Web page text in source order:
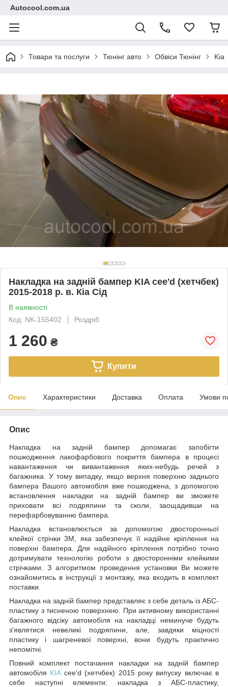
Autocool.com.ua
Товари та послуги Тюнінг авто Обвіси Тюнінг Kia
Накладка на задній бампер KIA cee'd (хетчбек)
2015-2018 р. в. Кіа Сід
В наявності
Код: NK-155402
Роздріб
1 260 ₴
Купити
Опис Характеристики Доставка Оплата Умови
Опис
Накладка на задній бампер допомагає запобігти
пошкодження лакофарбового покриття бампера в процесі
навантаження чи вивантаження яких-небудь речей з
багажника. У тому випадку, якщо верхня поверхню заднього
бампера Вашого автомобіля вже пошкоджена, з допомогою
встановлення накладки на задній бампер ви зможете
приховати всі подряпини та сколи, заощадивши на
перефарбовуванню бампера.
Накладка встановлюється за допомогою двосторонньої
клейкої стрічки 3М, яка забезпечує її надійне кріплення на
поверхні бампера. Для надійного кріплення потрібно точно
дотримувати технологію роботи з двосторонніми клейкими
стрічками. З алгоритмом проведення установки Ви можете
ознайомитись в інструкції з монтажу, яка входить в комплект
поставки.
Накладка на задній бампер представляє з себе деталь із АБС-
пластику з тисненою поверхнею. При активному використанні
багажного відсіку автомобіля на накладці неминуче будуть
з'являтися невеликі подряпини, але, завдяки міцності
пластику і шагреневої поверхні, вони будуть практично
непомітні.
Повний комплект постачання накладки на задній бампер
автомобіля KIAcee'd (хетчбек) 2015 року випуску включає в
себе наступні елементи: накладка з АБС-пластику,